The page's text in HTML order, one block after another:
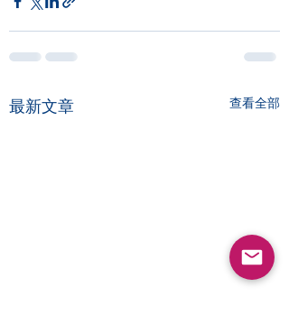
最新文章 查看全部